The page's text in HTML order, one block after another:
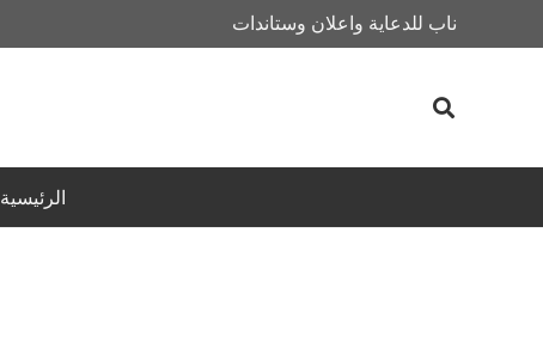
ناب للدعاية واعلان وستاندات
الرئيسية